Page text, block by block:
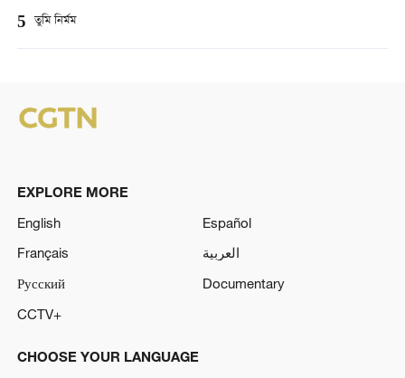
5 তুমি নির্মম
EXPLORE MORE
English
Español
Français
العربية
Русский
Documentary
CCTV+
CHOOSE YOUR LANGUAGE